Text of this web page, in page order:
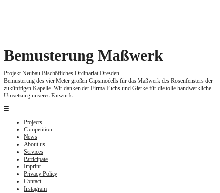
Bemusterung Maßwerk
Projekt Neubau Bischöfliches Ordinariat Dresden.
Bemusterung des vier Meter großen Gipsmodells für das Maßwerk des Rosenfensters der
zukünftigen Kapelle. Wir danken der Firma Fuchs und Gierke für die tolle handwerkliche
Umsetzung unseres Entwurfs.
☰
Projects
Competition
News
About us
Services
Participate
Imprint
Privacy Policy
Contact
Instagram